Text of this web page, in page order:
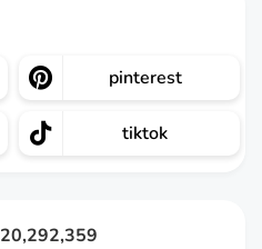
pinterest
tiktok
20,292,359